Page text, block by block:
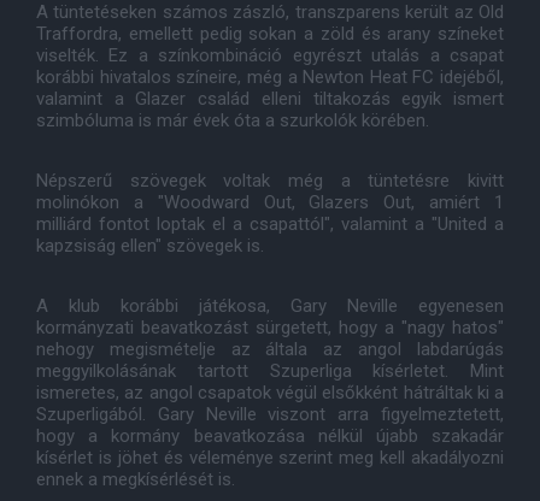
A tüntetéseken számos zászló, transzparens került az Old
Traffordra, emellett pedig sokan a zöld és arany színeket
viselték. Ez a színkombináció egyrészt utalás a csapat
korábbi hivatalos színeire, még a Newton Heat FC idejéből,
valamint a Glazer család elleni tiltakozás egyik ismert
szimbóluma is már évek óta a szurkolók körében.
Népszerű szövegek voltak még a tüntetésre kivitt
molinókon a "Woodward Out, Glazers Out, amiért 1
milliárd fontot loptak el a csapattól", valamint a "United a
kapzsiság ellen" szövegek is.
A klub korábbi játékosa, Gary Neville egyenesen
kormányzati beavatkozást sürgetett, hogy a "nagy hatos"
nehogy megismételje az általa az angol labdarúgás
meggyilkolásának tartott Szuperliga kísérletet. Mint
ismeretes, az angol csapatok végül elsőkként hátráltak ki a
Szuperligából. Gary Neville viszont arra figyelmeztetett,
hogy a kormány beavatkozása nélkül újabb szakadár
kísérlet is jöhet és véleménye szerint meg kell akadályozni
ennek a megkísérlését is.